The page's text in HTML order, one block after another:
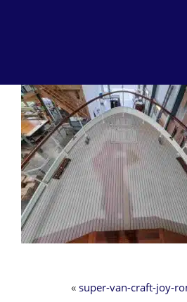
« super-van-craft-joy-